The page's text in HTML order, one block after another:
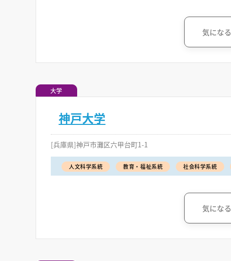
気になる
大学
神戸大学
[兵庫県]神戸市灘区六甲台町1-1
人文科学系統 教育・福祉系統 社会科学系統
気になる